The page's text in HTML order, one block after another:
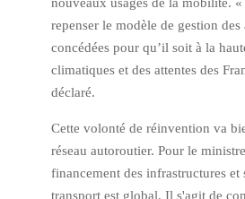
nouveaux usages de la mobilité.
repenser le modèle de gestion des
concédées pour qu’il soit à la
climatiques et des attentes des
déclaré.
Cette volonté de réinvention va
réseau autoroutier. Pour le
financement des infrastructures et
transport est global. Il s'agit de